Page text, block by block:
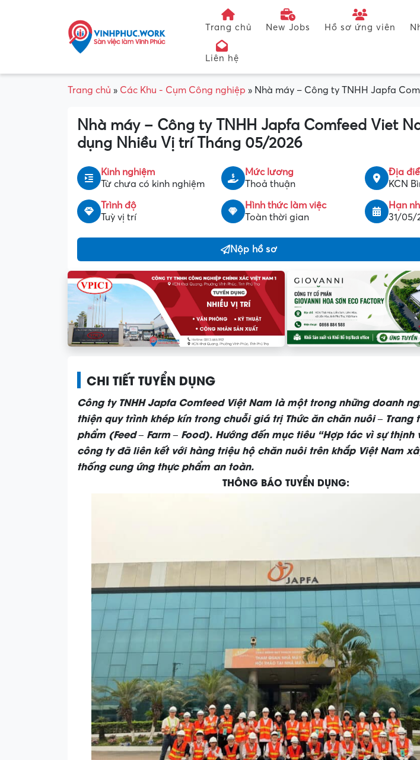
Trang chủ New Jobs Hồ sơ ứng viên
Liên hệ
Trang chủ » Các Khu - Cụm Công nghiệp » Nhà máy – Công ty TNHH Japfa
Nhà máy – Công ty TNHH Japfa Comfeed Viet
dụng Nhiều Vị trí Tháng 05/2026
Kinh nghiệm
Từ chưa có kinh nghiệm
Mức lương
Thoả thuận
Địa
KCN
Trình độ
Tuỳ vị trí
Hình thức làm việc
Toàn thời gian
Hạn
31/05/
Nộp hồ sơ
CHI TIẾT TUYỂN DỤNG
Công ty TNHH Japfa Comfeed Việt Nam là một trong những doanh
thiện quy trình khép kín trong chuỗi giá trị Thức ăn chăn nuôi – Trang
phẩm (Feed – Farm – Food). Hướng đến mục tiêu “Hợp tác vì sự thịnh
công ty đã liên kết với hàng triệu hộ chăn nuôi trên khắp Việt Nam
thống cung ứng thực phẩm an toàn.
THÔNG BÁO TUYỂN DỤNG: